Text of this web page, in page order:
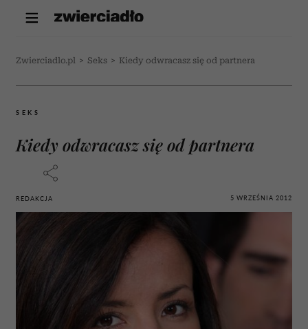
Zwierciadlo.pl > Seks > Kiedy odwracasz się od partnera
SEKS
Kiedy odwracasz się od partnera
REDAKCJA 5 WRZEŚNIA 2012